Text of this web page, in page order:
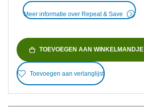
Meer informatie over Repeat & Save
TOEVOEGEN AAN WINKELMANDJE
Toevoegen aan verlanglijst